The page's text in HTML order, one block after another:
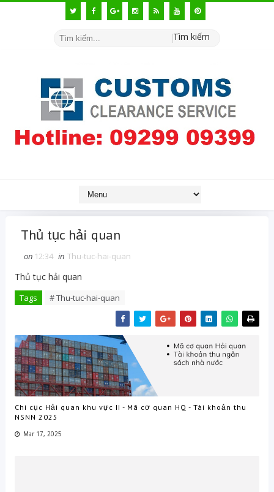
Tìm kiếm
Thủ tục hải quan
on 12:34 in Thu-tuc-hai-quan
Thủ tục hải quan
Tags # Thu-tuc-hai-quan
Chi cục Hải quan khu vực II - Mã cơ quan HQ - Tài khoản thu
NSNN 2025
Mar 17, 2025